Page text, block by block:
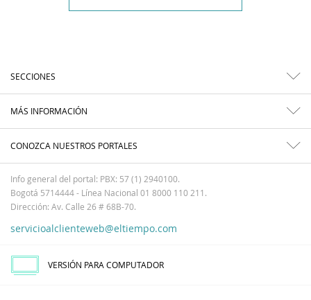
SECCIONES
MÁS INFORMACIÓN
CONOZCA NUESTROS PORTALES
Info general del portal: PBX: 57 (1) 2940100.
Bogotá 5714444 - Línea Nacional 01 8000 110 211.
Dirección: Av. Calle 26 # 68B-70.
servicioalclienteweb@eltiempo.com
VERSIÓN PARA COMPUTADOR